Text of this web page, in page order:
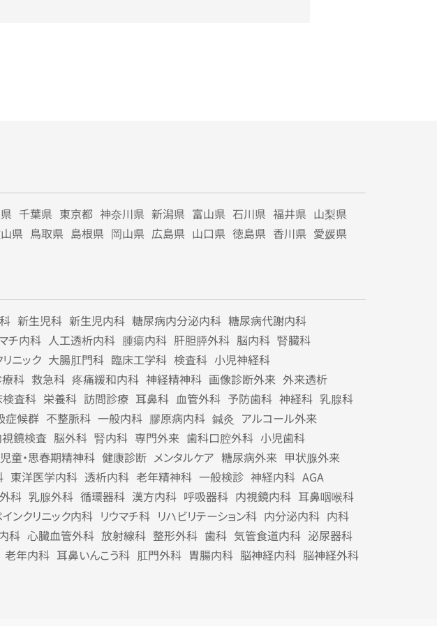
千葉県 東京都 神奈川県 新潟県 富山県 石川県 福井県 山梨県
県 鳥取県 島根県 岡山県 広島県 山口県 徳島県 香川県 愛媛県
新生児科 新生児内科 糖尿病内分泌内科 糖尿病代謝内科
チ内科 人工透析内科 腫瘍内科 肝胆膵外科 脳内科 腎臓科
ニック 大腸肛門科 臨床工学科 検査科 小児神経科
科 救急科 疼痛緩和内科 神経精神科 画像診断外来 外来透析
検査科 栄養科 訪問診療 耳鼻科 血管外科 予防歯科 神経科 乳腺科
症候群 不整脈科 一般内科 膠原病内科 鍼灸 アルコール外来
鏡検査 脳外科 腎内科 専門外来 歯科口腔外科 小児歯科
児童・思春期精神科 健康診断 メンタルケア 糖尿病外来 甲状腺外来
東洋医学内科 透析内科 老年精神科 一般検診 神経内科 AGA
科 乳腺外科 循環器科 漢方内科 呼吸器科 内視鏡内科 耳鼻咽喉科
ンクリニック内科 リウマチ科 リハビリテーション科 内分泌内科 内科
科 心臓血管外科 放射線科 整形外科 歯科 気管食道内科 泌尿器科
老年内科 耳鼻いんこう科 肛門外科 胃腸内科 脳神経内科 脳神経外科